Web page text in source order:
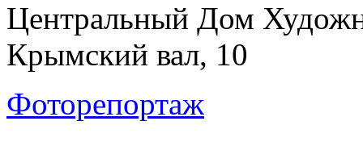
Центральный Дом
Крымский вал, 10
Фоторепортаж